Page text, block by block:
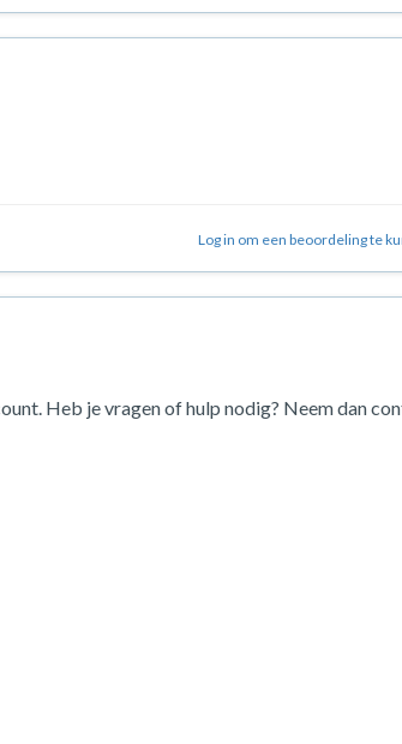
Log in om een beoordeling te
Heb je vragen of hulp nodig? Neem dan